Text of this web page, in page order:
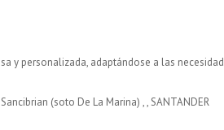
y personalizada, adaptándose a las
Sancibrian (soto De La Marina) ,,SANTANDER